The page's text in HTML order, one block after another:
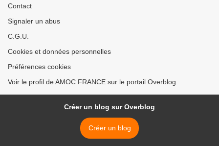
Contact
Signaler un abus
C.G.U.
Cookies et données personnelles
Préférences cookies
Voir le profil de AMOC FRANCE sur le portail Overblog
Créer un blog sur Overblog
Créer un blog